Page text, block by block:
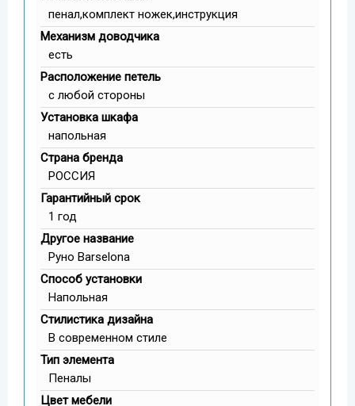
пенал,комплект ножек,инструкция
Механизм доводчика
есть
Расположение петель
с любой стороны
Установка шкафа
напольная
Страна бренда
РОССИЯ
Гарантийный срок
1 год
Другое название
Руно Barselona
Способ установки
Напольная
Стилистика дизайна
В современном стиле
Тип элемента
Пеналы
Цвет мебели